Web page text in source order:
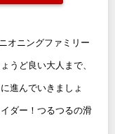
オニングファミリー
うど良い大人まで、
進んでいきましょ
ダー！つるつるの滑